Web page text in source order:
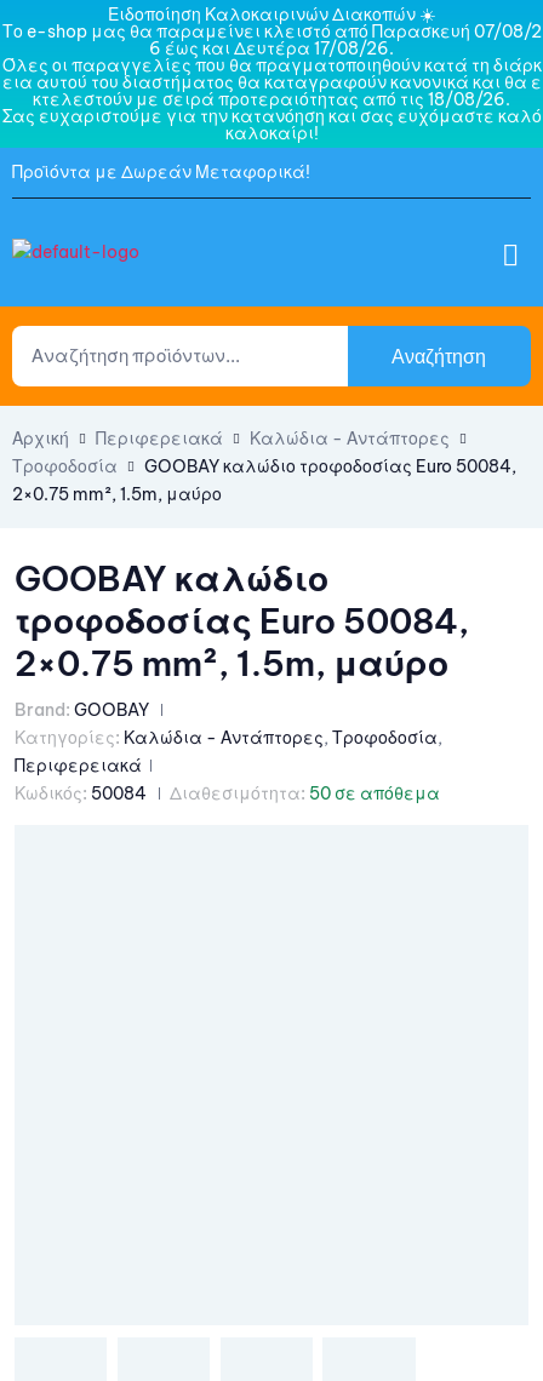
Ειδοποίηση Καλοκαιρινών Διακοπών ☀️
Το e-shop μας θα παραμείνει κλειστό από Παρασκευή 07/08/2
6 έως και Δευτέρα 17/08/26.
Όλες οι παραγγελίες που θα πραγματοποιηθούν κατά τη διάρκ
εια αυτού του διαστήματος θα καταγραφούν κανονικά και θα ε
κτελεστούν με σειρά προτεραιότητας από τις 18/08/26.
Σας ευχαριστούμε για την κατανόηση και σας ευχόμαστε καλό
καλοκαίρι!
Προϊόντα με Δωρεάν Μεταφορικά!
Αναζήτηση
Αρχική Περιφερειακά
Καλώδια - Αντάπτορες
Τροφοδοσία
GOOBAY καλώδιο τροφοδοσίας Euro 50084,
2×0.75 mm², 1.5m, μαύρο
GOOBAY καλώδιο
τροφοδοσίας Euro 50084,
2×0.75 mm², 1.5m, μαύρο
Brand: GOOBAY
Κατηγορίες: Καλώδια - Αντάπτορες, Τροφοδοσία,
Περιφερειακά
Κωδικός: 50084 Διαθεσιμότητα: 50 σε απόθεμα